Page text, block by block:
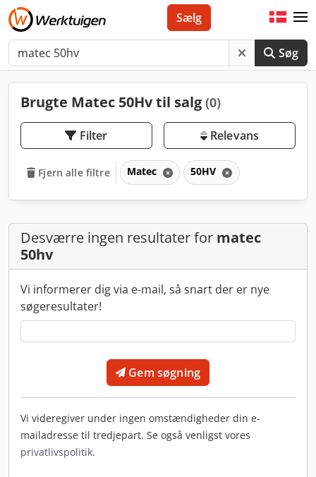
Søg
Sælg
Brugte Matec 50Hv til salg (0)
Filter Relevans
Fjern alle filtre Matec 50HV
Desværre ingen resultater for matec
50hv
Vi informerer dig via e-mail, så snart der er nye
søgeresultater!
Gem søgning
Vi videregiver under ingen omstændigheder din e-
mailadresse til tredjepart. Se også venligst vores
privatlivspolitik.